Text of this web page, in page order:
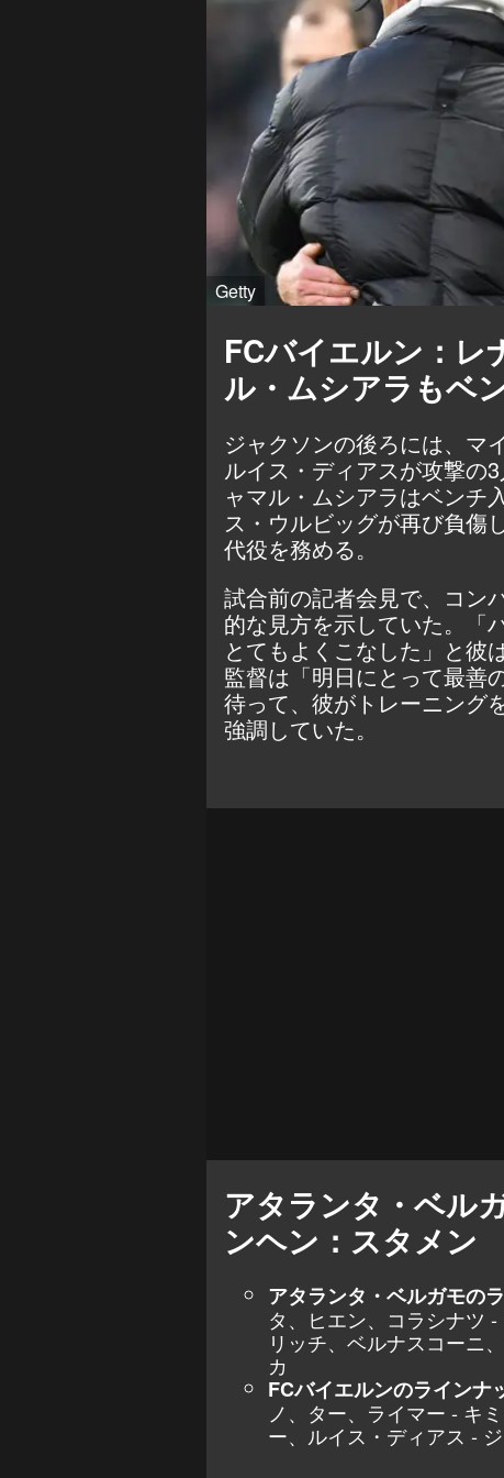
Getty
FCバイエルン：レ
ル・ムシアラもベ
ジャクソンの後ろには、マ
ルイス・ディアスが攻撃の
ャマル・ムシアラはベンチ
ス・ウルビッグが再び負傷
代役を務める。
試合前の記者会見で、コン
的な見方を示していた。「
とてもよくこなした」と彼
監督は「明日にとって最善
待って、彼がトレーニング
強調していた。
アタランタ・ベル
ンヘン：スタメン
アタランタ・ベルガモの
タ、ヒエン、コラシナツ
リッチ、ベルナスコーニ
カ
FCバイエルンのラインナ
ノ、ター、ライマー - キ
ー、ルイス・ディアス -